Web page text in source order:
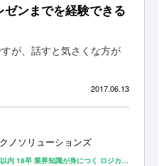
ンまでを経験できる
が、話すと気さくな方が
2017.06.13
ノソリューションズ
内 18卒 業界知識が身につく ロジカルシンキングが身につく